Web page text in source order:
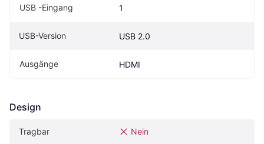
USB -Eingang 1
USB-Version USB 2.0
Ausgänge HDMI
Design
Tragbar Nein